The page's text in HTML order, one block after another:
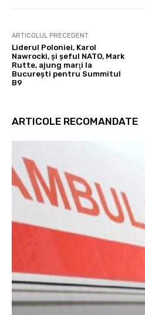
ARTICOLUL PRECEDENT
Liderul Poloniei, Karol
Nawrocki, şi şeful NATO, Mark
Rutte, ajung marţi la
Bucureşti pentru Summitul
B9
ARTICOLE RECOMANDATE